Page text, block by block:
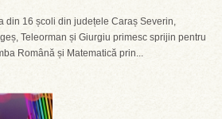
din 16 școli din județele Caraș Severin,
Teleorman și Giurgiu primesc sprijin pentru
Română și Matematică prin...